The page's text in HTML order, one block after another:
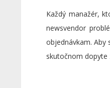
Každý manažér,
newsvendor
objednávkam.
skutočnom dopyte